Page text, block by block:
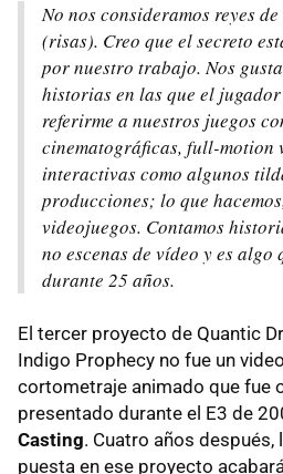
No nos consideramos reyes
(risas). Creo que el secreto
por nuestro trabajo. Nos
historias en las que el
referirme a nuestros juegos
cinematográficas, full-motion
interactivas como algunos
producciones; lo que
videojuegos. Contamos
no escenas de vídeo y es
durante 25 años.
El tercer proyecto de Quantic
Indigo Prophecy no fue un
cortometraje animado que fue
presentado durante el E3 de
Casting. Cuatro años
puesta en ese proyecto